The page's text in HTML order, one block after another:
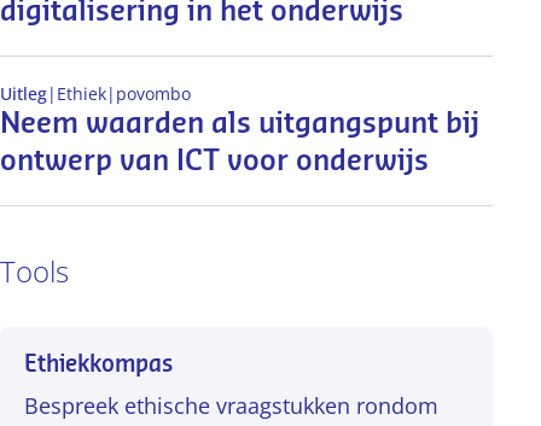
digitalisering in het onderwijs
Neem waarden als uitgangspunt bij
ontwerp van ICT voor onderwijs
Uitleg| Ethiek| povombo
Tools
Ethiekkompas
Bespreek ethische vraagstukken rondom